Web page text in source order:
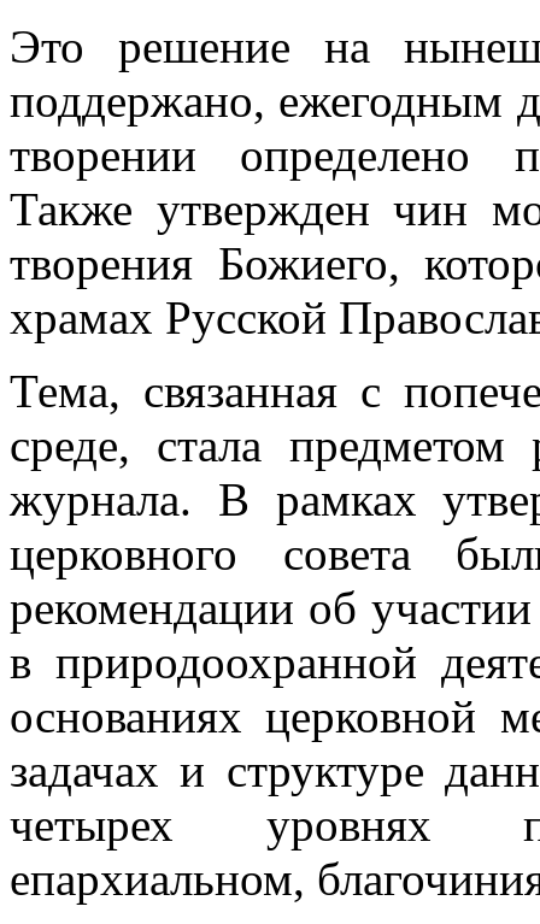
Это решение на
поддержано, ежегодным
творении определено
Также утвержден чин
творения Божиего,
храмах Русской
Тема, связанная с
среде, стала предметом
журнала. В рамках
церковного совета
рекомендации об
в природоохранной
основаниях церковной
задачах и структуре
четырех уровнях
епархиальном,